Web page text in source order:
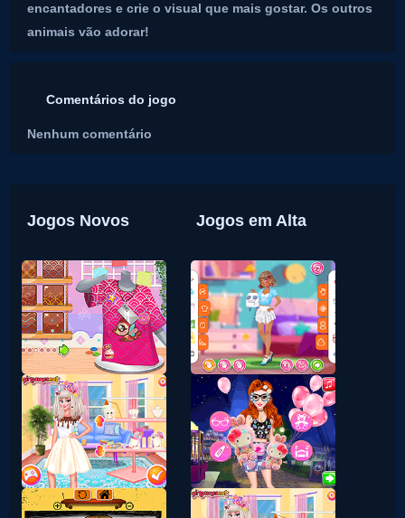
encantadores e crie o visual que mais gostar. Os outros
animais vão adorar!
Comentários do jogo
Nenhum comentário
Jogos Novos Jogos em Alta